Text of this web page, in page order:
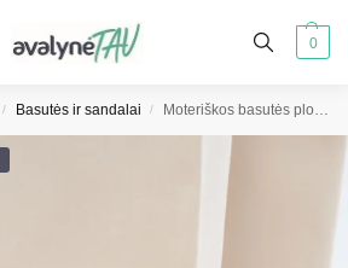
0
/ Basutės ir sandalai / Moteriškos basutės plokščiapadės su papuošimu S.Barski KV61-6016 kreminės